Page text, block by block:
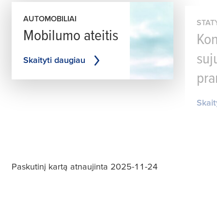
AUTOMOBILIAI
Mobilumo ateitis
Skaityti daugiau
Paskutinį kartą atnaujinta 2025-11-24